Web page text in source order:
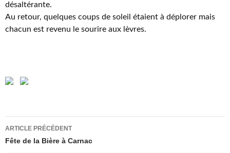
désaltérante.
Au retour, quelques coups de soleil étaient à déplorer mais
chacun est revenu le sourire aux lèvres.
Navigation
des
ARTICLE PRÉCÉDENT
Fête de la Bière à Carnac